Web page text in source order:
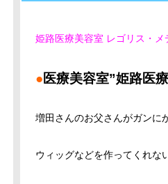
姫路医療美容室 レゴリス・
●医療美容室”姫路医
増田さんのお父さんがガンに
ウィッグなどを作ってくれな